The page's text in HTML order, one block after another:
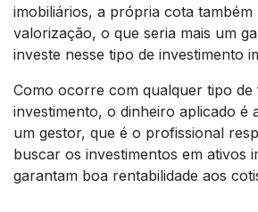
imobiliários, a própria cota
valorização, o que seria mais um
investe nesse tipo de investimento
Como ocorre com qualquer tipo de
investimento, o dinheiro aplicado é
um gestor, que é o profissional
buscar os investimentos em ativos
garantam boa rentabilidade aos